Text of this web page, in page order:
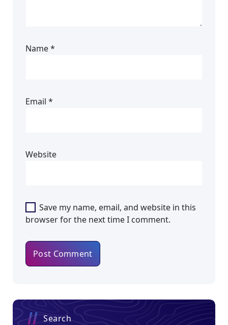
Name*
Email *
Website
Save my name, email, and website in this
browser for the next time I comment.
Search